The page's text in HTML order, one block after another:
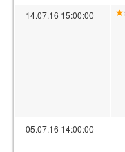
14.07.16 15:00:00
05.07.16 14:00:00